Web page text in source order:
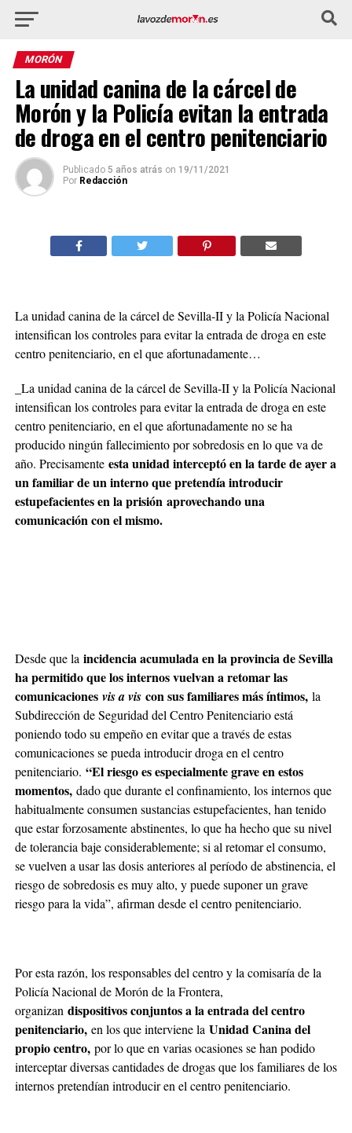
MORÓN
La unidad canina de la cárcel de
Morón y la Policía evitan la entrada
de droga en el centro penitenciario
Publicado 5 años atrás on 19/11/2021
Por Redacción
La unidad canina de la cárcel de Sevilla-II y la Policía Nacional
intensifican los controles para evitar la entrada de droga en este
centro penitenciario, en el que afortunadamente…
_La unidad canina de la cárcel de Sevilla-II y la Policía Nacional
intensifican los controles para evitar la entrada de droga en este
centro penitenciario, en el que afortunadamente no se ha
producido ningún fallecimiento por sobredosis en lo que va de
año. Precisamente esta unidad interceptó en la tarde de ayer a
un familiar de un interno que pretendía introducir
estupefacientes en la prisión aprovechando una
comunicación con el mismo.
Desde que la incidencia acumulada en la provincia de Sevilla
ha permitido que los internos vuelvan a retomar las
comunicaciones vis a viscon sus familiares más íntimos,la
Subdirección de Seguridad del Centro Penitenciario está
poniendo todo su empeño en evitar que a través de estas
comunicaciones se pueda introducir droga en el centro
penitenciario. “El riesgo es especialmente grave en estos
momentos,dado que durante el confinamiento, los internos que
habitualmente consumen sustancias estupefacientes, han tenido
que estar forzosamente abstinentes, lo que ha hecho que su nivel
de tolerancia baje considerablemente; si al retomar el consumo,
se vuelven a usar las dosis anteriores al período de abstinencia, el
riesgo de sobredosis es muy alto, y puede suponer un grave
riesgo para la vida”, afirman desde el centro penitenciario.
Por esta razón, los responsables del centro y la comisaría de la
Policía Nacional de Morón de la Frontera,
organizan dispositivos conjuntos a la entrada del centro
penitenciario,en los que interviene la Unidad Canina del
propio centro,por lo que en varias ocasiones se han podido
interceptar diversas cantidades de drogas que los familiares de los
internos pretendían introducir en el centro penitenciario.